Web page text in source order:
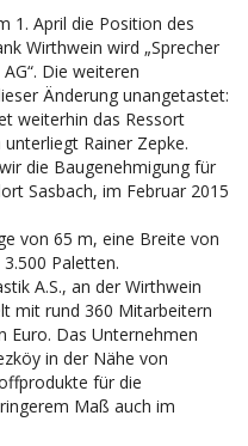
1. April die Position des
Wirthwein wird „Sprecher
Die weiteren
Änderung unangetastet:
weiterhin das Ressort
Rainer Zepke.
die Baugenehmigung für
Sasbach, im Februar 2015
von 65 m, eine Breite von
Paletten.
A.S., an der Wirthwein
mit rund 360 Mitarbeitern
Euro. Das Unternehmen
in der Nähe von
für die
Maß auch im